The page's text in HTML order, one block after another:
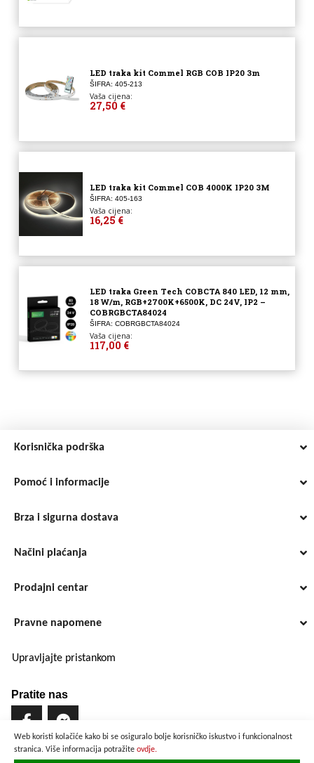
Web koristi kolačiće kako bi se osiguralo bolje korisničko iskustvo i funkcionalnost
stranica. Više informacija potražite ovdje.
LED traka kit Commel RGB COB IP20 3m
ŠIFRA: 405-213
Vaša cijena:
27,50 €
LED traka kit Commel COB 4000K IP20 3M
ŠIFRA: 405-163
Vaša cijena:
16,25 €
LED traka Green Tech COBCTA 840 LED, 12 mm,
18 W/m, RGB+2700K+6500K, DC 24V, IP2 –
COBRGBCTA84024
ŠIFRA: COBRGBCTA84024
Vaša cijena:
117,00 €
Korisnička podrška
Pomoć i informacije
Brza i sigurna dostava
Načini plaćanja
Prodajni centar
Pravne napomene
Upravljajte pristankom
Pratite nas
Brzo i sigurno plaćanje